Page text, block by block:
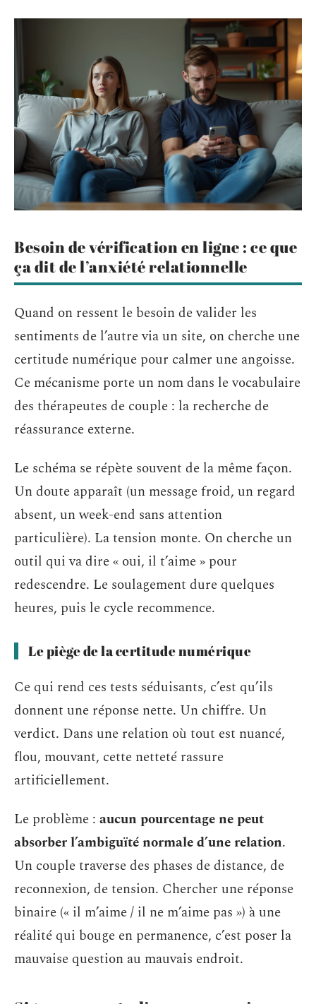
Besoin de vérification en ligne : ce que
ça dit de l’anxiété relationnelle
Quand on ressent le besoin de valider les
sentiments de l’autre via un site, on cherche une
certitude numérique pour calmer une angoisse.
Ce mécanisme porte un nom dans le vocabulaire
des thérapeutes de couple : la recherche de
réassurance externe.
Le schéma se répète souvent de la même façon.
Un doute apparaît (un message froid, un regard
absent, un week-end sans attention
particulière). La tension monte. On cherche un
outil qui va dire « oui, il t’aime » pour
redescendre. Le soulagement dure quelques
heures, puis le cycle recommence.
Le piège de la certitude numérique
Ce qui rend ces tests séduisants, c’est qu’ils
donnent une réponse nette. Un chiffre. Un
verdict. Dans une relation où tout est nuancé,
flou, mouvant, cette netteté rassure
artificiellement.
Le problème : aucun pourcentage ne peut
absorber l’ambiguïté normale d’une relation.
Un couple traverse des phases de distance, de
reconnexion, de tension. Chercher une réponse
binaire (« il m’aime / il ne m’aime pas ») à une
réalité qui bouge en permanence, c’est poser la
mauvaise question au mauvais endroit.